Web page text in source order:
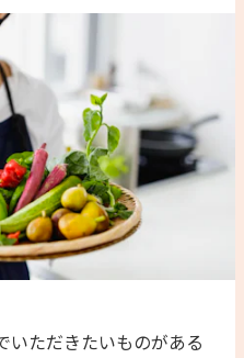
いただきたいものがある